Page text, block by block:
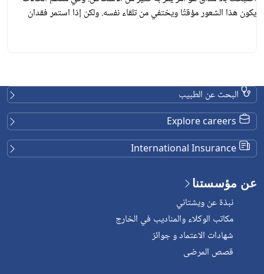
يكون هذا الشعور مؤقتًا ويختفي من تلقاء نفسه. ولكن إذا استمر فقدان
البحث عن الطبيب
عن مؤسستنا
نبذة عن ويشتاني
مكاتب الوكلاء والمناديب في الخارج
شهادات الاعتماد و جوائز
قصص المرضى